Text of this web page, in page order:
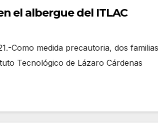
el albergue del ITLAC
Como medida precautoria, dos familias
Tecnológico de Lázaro Cárdenas